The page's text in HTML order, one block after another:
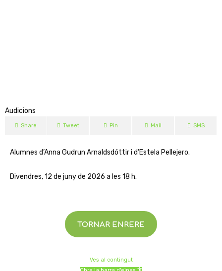
Audicions
Share Tweet Pin Mail SMS
Alumnes d’Anna Gudrun Arnaldsdóttir i d’Estela Pellejero.
Divendres, 12 de juny de 2026 a les 18 h.
TORNAR ENRERE
Ves al contingut